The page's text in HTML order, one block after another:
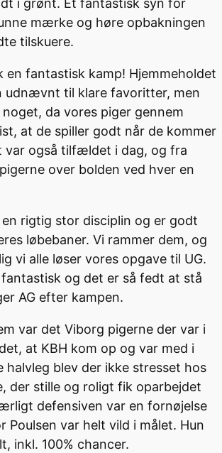
i grønt. Et fantastisk syn for
mærke og høre opbakningen
tilskuere.
en fantastisk kamp! Hjemmeholdet
udnævnt til klare favoritter, men
da vores piger gennem
at de spiller godt når de kommer
var også tilfældet i dag, og fra
over bolden ved hver en
rigtig stor disciplin og er godt
løbebaner. Vi rammer dem, og
vi alle løser vores opgave til UG.
og det er så fedt at stå
AG efter kampen.
var det Viborg pigerne der var i
at KBH kom op og var med i
blev der ikke stresset hos
der stille og roligt fik oparbejdet
defensiven var en fornøjelse
Poulsen var helt vild i målet. Hun
inkl. 100% chancer.